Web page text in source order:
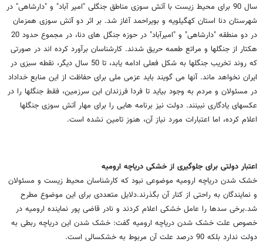
سال 90 برای محیط زیست با آتش سوزی مناطق جنگلی "امیر آباد" و "دارشاهی" در
شهرستان دنا استان کهگیلویه و بویراحمد آغاز شد. بر اثر دو آتش سوزی همزمان
در دو منطقه "دارشاهی" و "امیرآباد" در حوزه جنگل های دنا، در مجموع حدود 20
هکتار از جنگلها و مراتع طعمه حریق شدند. کارشناسان برآورد کرده اند در صورتی
که روند تخریب جنگلها به شکل فعلی ادامه یابد، تا 50 سال دیگر، نقطه سبزی در
ایران نخواهد ماند. آنها می گویند باید عزمی ملی برای حفاظت از این منابع خداداد
در مسئولان و مردم به وجود بیاید تا فردا فرزندان این سرزمین، فقط جنگلها را در
عکسهای یادگاری نبینند. دولت نیز برنامه هایی را برای مهار آتش سوزی جنگلها
اعلام کرده، اما اعتبارات مورد نیاز آن، هنوز تامین نشده است.
اعتبار دولتی برای جلوگیری از خشکی دریاچه ارومیه
خشک شدن دریاچه ارومیه موضوعی نبود که کارشناسان محیط زیست و مسئولان
و نمایندگان به راحتی از کنار آن بگذرند.دلایل متعددی برای این موضوع مطرح
شد.برخی سدها را عامل خشکی اعلام کردند و نادر قاضی پور نماینده ارومیه در
خصوص علت خشک شدن دریاچه ارومیه گفت: خشک شدن این دریاچه ربطی به
دولت ندارد بلکه 90 درصد علت آن مربوط به خشکسالی است.